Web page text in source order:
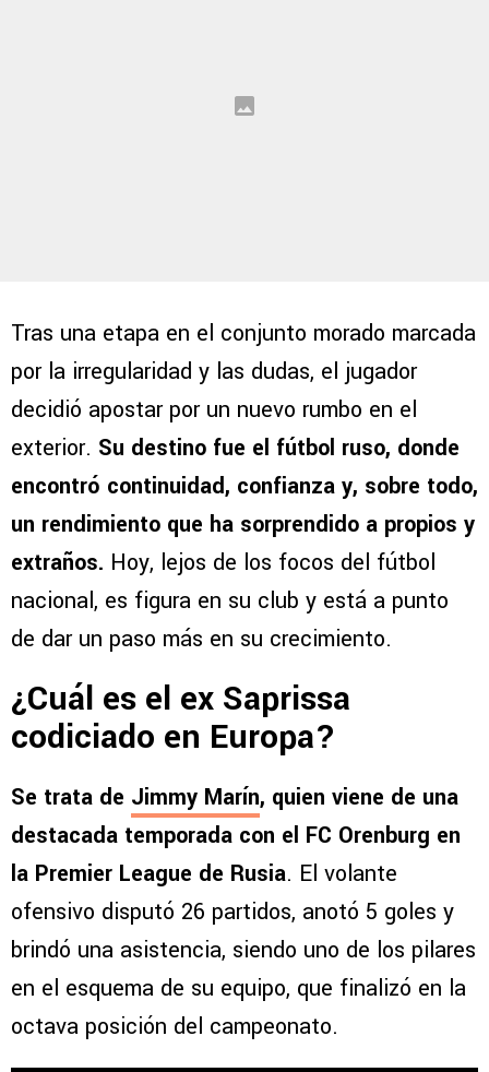
Tras una etapa en el conjunto morado marcada
por la irregularidad y las dudas, el jugador
decidió apostar por un nuevo rumbo en el
exterior. Su destino fue el fútbol ruso, donde
encontró continuidad, confianza y, sobre todo,
un rendimiento que ha sorprendido a propios y
extraños. Hoy, lejos de los focos del fútbol
nacional, es figura en su club y está a punto
de dar un paso más en su crecimiento.
¿Cuál es el ex Saprissa
codiciado en Europa?
Se trata de Jimmy Marín, quien viene de una
destacada temporada con el FC Orenburg en
la Premier League de Rusia. El volante
ofensivo disputó 26 partidos, anotó 5 goles y
brindó una asistencia, siendo uno de los pilares
en el esquema de su equipo, que finalizó en la
octava posición del campeonato.